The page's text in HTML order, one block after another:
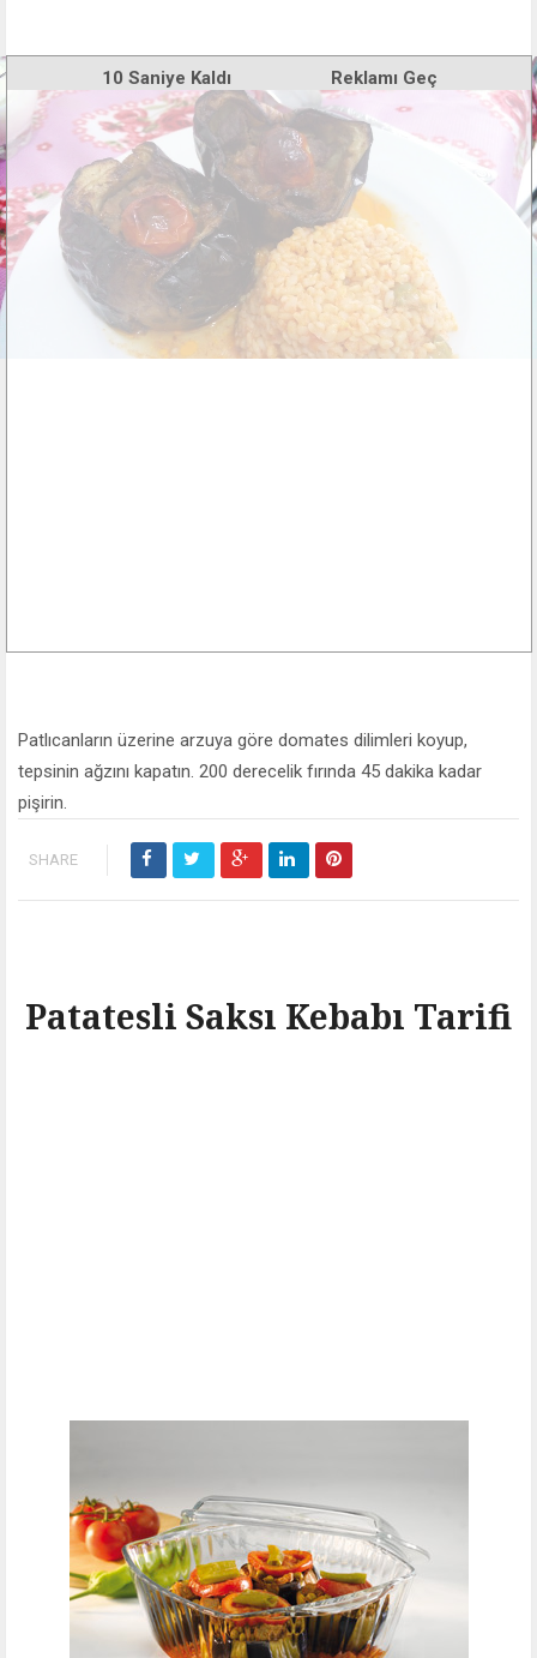
Reklamı Geç
10 Saniye Kaldı
Patlıcanların üzerine arzuya göre domates dilimleri koyup,
tepsinin ağzını kapatın. 200 derecelik fırında 45 dakika kadar
pişirin.
SHARE
Patatesli Saksı Kebabı Tarifi